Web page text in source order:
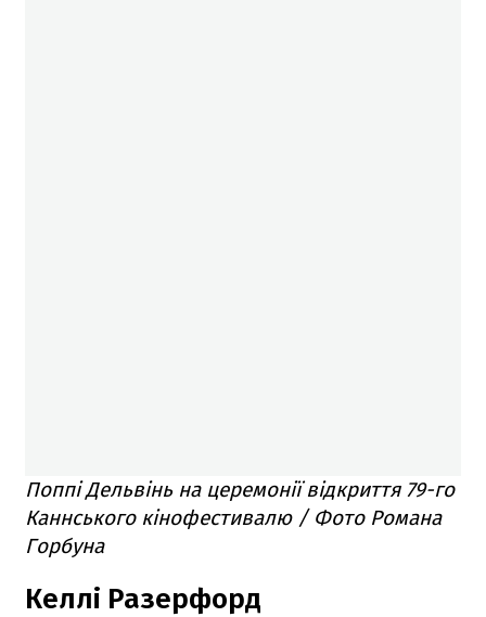
Поппі Дельвінь на церемонії відкриття 79-го
Каннського кінофестивалю / Фото Романа
Горбуна
Келлі Разерфорд